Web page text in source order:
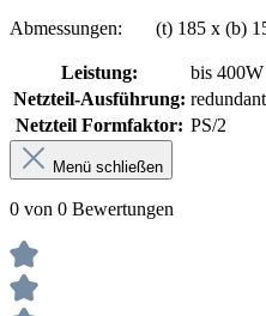
Abmessungen: (t) 185 x (b)
Leistung:
bis 400W
Netzteil-Ausführung: redundant
Netzteil Formfaktor: PS/2
Menü schließen
0 von 0 Bewertungen